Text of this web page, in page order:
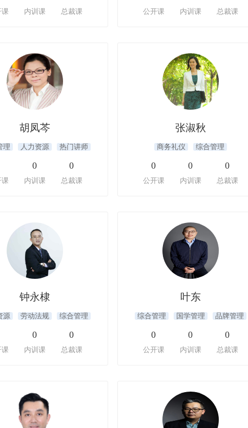
课 内训课 总裁课 公开课 内训课 总裁课
胡凤芩
理 人力资源 热门讲师
课
0
内训课
0
总裁课
张淑秋
商务礼仪 综合管理
0
公开课
0
内训课
0
总裁课
钟永棣
源 劳动法规 综合管理
课
0
内训课
0
总裁课
叶东
综合管理 国学管理 品牌管理
0
公开课
0
内训课
0
总裁课